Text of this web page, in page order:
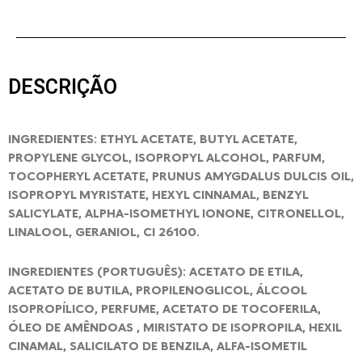
DESCRIÇÃO
INGREDIENTES: ETHYL ACETATE, BUTYL ACETATE,
PROPYLENE GLYCOL, ISOPROPYL ALCOHOL, PARFUM,
TOCOPHERYL ACETATE, PRUNUS AMYGDALUS DULCIS OIL,
ISOPROPYL MYRISTATE, HEXYL CINNAMAL, BENZYL
SALICYLATE, ALPHA-ISOMETHYL IONONE, CITRONELLOL,
LINALOOL, GERANIOL, CI 26100.
INGREDIENTES (PORTUGUÊS): ACETATO DE ETILA,
ACETATO DE BUTILA, PROPILENOGLICOL, ÁLCOOL
ISOPROPÍLICO, PERFUME, ACETATO DE TOCOFERILA,
ÓLEO DE AMÊNDOAS , MIRISTATO DE ISOPROPILA, HEXIL
CINAMAL, SALICILATO DE BENZILA, ALFA-ISOMETIL